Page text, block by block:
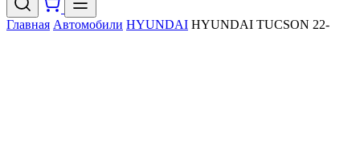
Главная Автомобили HYUNDAI HYUNDAI TUCSON 22-